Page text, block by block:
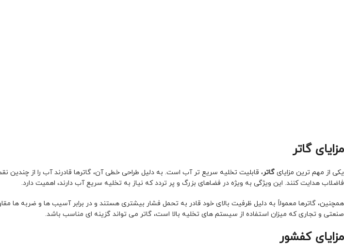
مزایای گاتر
یکی از مهم ترین مزایای گاتر، قابلیت تخلیه سریع تر آب است. به دلیل طراحی خطی آن، گاترها قادرند آب را از
فاضلاب هدایت کنند. این ویژگی به ویژه در فضاهای بزرگ و پر تردد که نیاز به تخلیه سریع آب دارند، اهمیت دارد.
همچنین، گاترها معمولاً به دلیل ظرفیت بالای خود قادر به تحمل فشار بیشتری هستند و در برابر آسیب ها و ضربه ها
صنعتی و تجاری که میزان استفاده از سیستم های تخلیه بالا است، گاتر می تواند گزینه ای مناسب باشد.
مزایای کفشور